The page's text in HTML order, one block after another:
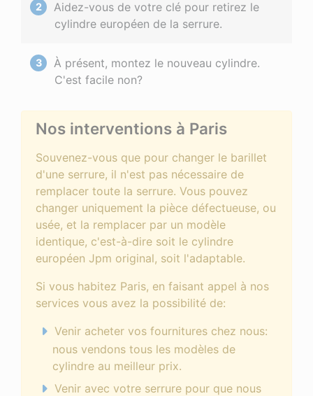
Aidez-vous de votre clé pour retirez le
cylindre européen de la serrure.
À présent, montez le nouveau cylindre.
C'est facile non?
Nos interventions à Paris
Souvenez-vous que pour changer le barillet
d'une serrure, il n'est pas nécessaire de
remplacer toute la serrure. Vous pouvez
changer uniquement la pièce défectueuse, ou
usée, et la remplacer par un modèle
identique, c'est-à-dire soit le cylindre
européen Jpm original, soit l'adaptable.
Si vous habitez Paris, en faisant appel à nos
services vous avez la possibilité de:
Venir acheter vos fournitures chez nous:
nous vendons tous les modèles de
cylindre au meilleur prix.
Venir avec votre serrure pour que nous